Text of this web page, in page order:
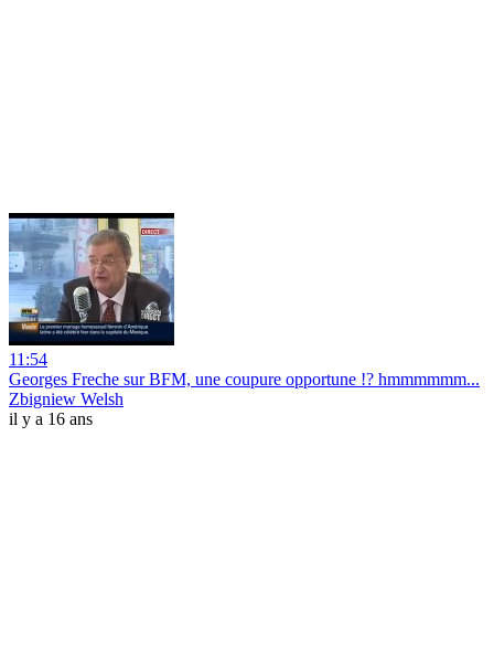
11:54
Georges Freche sur BFM, une coupure opportune !? hmmmmmm...
Zbigniew Welsh
il y a 16 ans